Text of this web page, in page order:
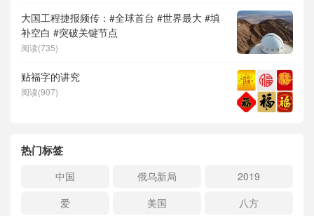
大国工程捷报频传：#全球首台 #世界最大 #填
补空白 #突破关键节点
阅读(735)
贴福字的讲究
阅读(907)
热门标签
中国 俄乌新局
2019
爱
美国
八方